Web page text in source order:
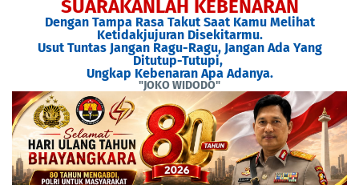
SUARAKANLAH KEBENARAN
Dengan Tampa Rasa Takut Saat Kamu Melihat
Ketidakjujuran Disekitarmu.
Usut Tuntas Jangan Ragu-Ragu, Jangan Ada Yang
Ditutup-Tutupi,
Ungkap Kebenaran Apa Adanya.
"JOKO WIDODO"